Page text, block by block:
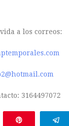
a los correos:
3164497072